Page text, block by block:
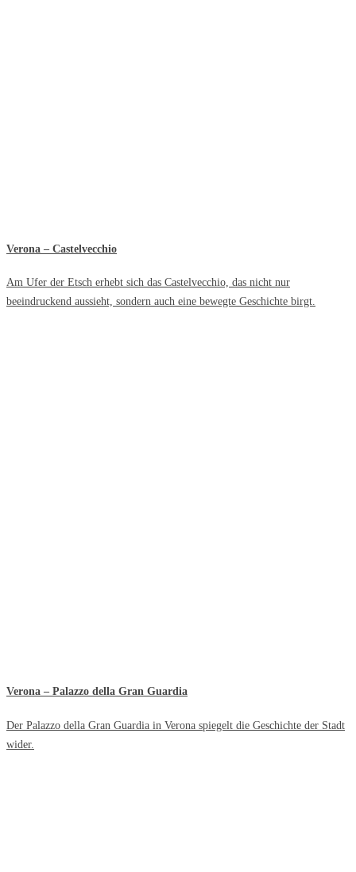
Verona – Castelvecchio
Am Ufer der Etsch erhebt sich das Castelvecchio, das nicht nur
beeindruckend aussieht, sondern auch eine bewegte Geschichte birgt.
Verona – Palazzo della Gran Guardia
Der Palazzo della Gran Guardia in Verona spiegelt die Geschichte der Stadt
wider.